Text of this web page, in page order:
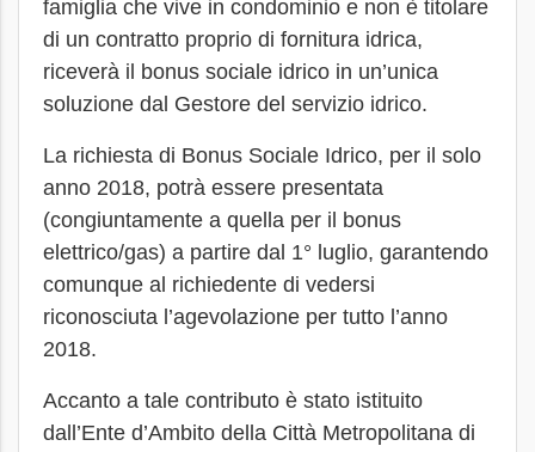
famiglia che vive in condominio e non è titolare
di un contratto proprio di fornitura idrica,
riceverà il bonus sociale idrico in un’unica
soluzione dal Gestore del servizio idrico.
La richiesta di Bonus Sociale Idrico, per il solo
anno 2018, potrà essere presentata
(congiuntamente a quella per il bonus
elettrico/gas) a partire dal 1° luglio, garantendo
comunque al richiedente di vedersi
riconosciuta l’agevolazione per tutto l’anno
2018.
Accanto a tale contributo è stato istituito
dall’Ente d’Ambito della Città Metropolitana di